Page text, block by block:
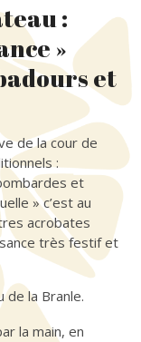
:
»
et
de la cour de
:
et
» c’est au
acrobates
très festif et
de la Branle.
la main, en